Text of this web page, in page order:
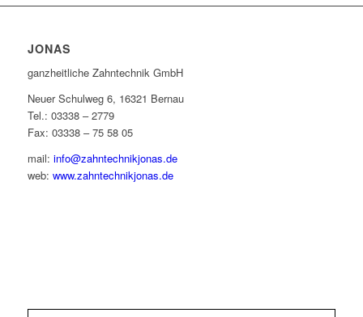
JONAS
ganzheitliche Zahntechnik GmbH
Neuer Schulweg 6, 16321 Bernau
Tel.: 03338 – 2779
Fax: 03338 – 75 58 05
mail: info@zahntechnikjonas.de
web: www.zahntechnikjonas.de